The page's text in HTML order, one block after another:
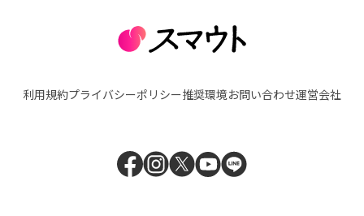
利用規約プライバシーポリシー推奨環境お問い合わせ運営会社